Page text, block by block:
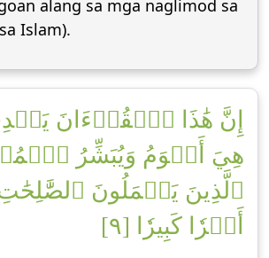
alang sa mga naglimod sa
Islam).
إِنَّ هَٰذَا ٱلۡقُرۡءَانَ
هِيَ أَقۡوَمُ وَيُبَشِّرُ
ٱلَّذِينَ يَعۡمَلُونَ
أَجۡرٗا كَبِيرٗا [٩]